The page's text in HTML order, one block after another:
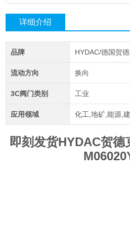
详细介绍
品牌 HYDAC/德国贺
流动方向 换向
3C阀门类别 工业
应用领域 化工,地矿,能源,
即刻发货HYDAC贺德